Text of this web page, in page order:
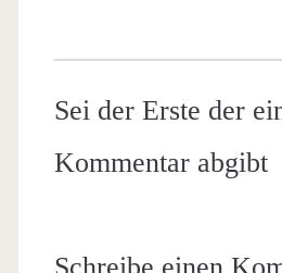
Sei der Erste der
Kommentar abgibt
Schreibe einen